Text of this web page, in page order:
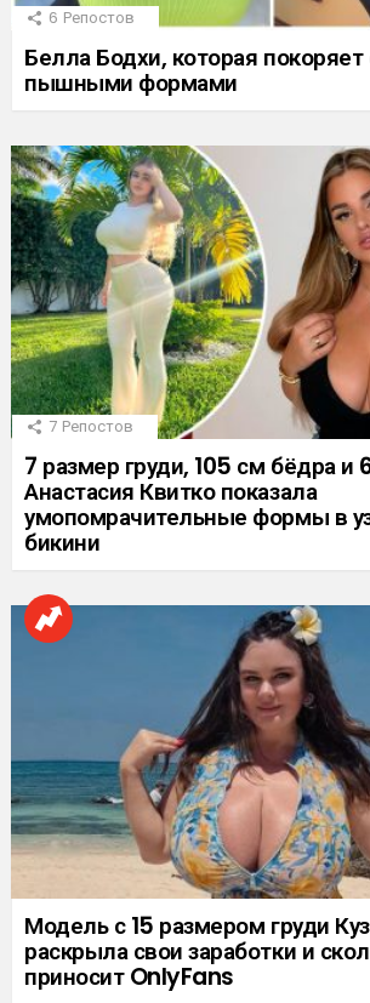
6 Репостов
Белла Бодхи, которая
пышными формами
7 Репостов
7 размер груди, 105 см бёдра и
Анастасия Квитко показала
умопомрачительные формы в
бикини
Модель с 15 размером груди
раскрыла свои заработки и
приносит OnlyFans